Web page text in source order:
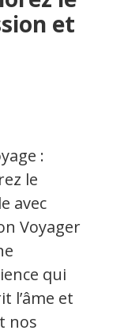
et
:
le
avec
Voyager
qui
l’âme et
nos